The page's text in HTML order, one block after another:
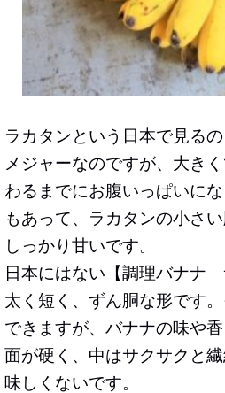
ラカタンという日本で見る
メジャーなのですが、大き
わるまでにお腹いっぱいに
もあって、ラカタンの小さ
しっかり甘いです。
日本にはない【調理バナナ
太く短く、ずん胴な形です
できますが、バナナの味や
面が硬く、中はサクサクと
味しくないです。